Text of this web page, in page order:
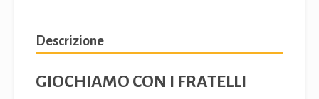
Descrizione
GIOCHIAMO CON I FRATELLI